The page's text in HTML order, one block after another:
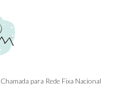
para Rede Fixa Nacional